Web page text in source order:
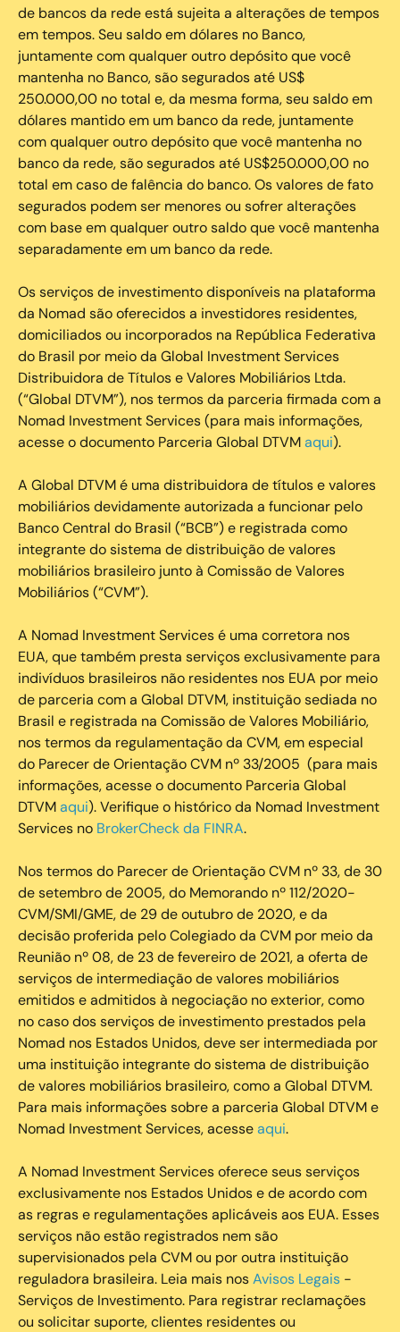
de bancos da rede está sujeita a alterações de tempos
em tempos. Seu saldo em dólares no Banco,
juntamente com qualquer outro depósito que você
mantenha no Banco, são segurados até US$
250.000,00 no total e, da mesma forma, seu saldo em
dólares mantido em um banco da rede, juntamente
com qualquer outro depósito que você mantenha no
banco da rede, são segurados até US$250.000,00 no
total em caso de falência do banco. Os valores de fato
segurados podem ser menores ou sofrer alterações
com base em qualquer outro saldo que você mantenha
separadamente em um banco da rede.
Os serviços de investimento disponíveis na plataforma
da Nomad são oferecidos a investidores residentes,
domiciliados ou incorporados na República Federativa
do Brasil por meio da Global Investment Services
Distribuidora de Títulos e Valores Mobiliários Ltda.
(“Global DTVM”), nos termos da parceria firmada com a
Nomad Investment Services (para mais informações,
acesse o documento Parceria Global DTVMaqui).
A Global DTVM é uma distribuidora de títulos e valores
mobiliários devidamente autorizada a funcionar pelo
Banco Central do Brasil (“BCB”) e registrada como
integrante do sistema de distribuição de valores
mobiliários brasileiro junto à Comissão de Valores
Mobiliários (“CVM”).
‍A Nomad Investment Services é uma corretora nos
EUA, que também presta serviços exclusivamente para
indivíduos brasileiros não residentes nos EUA por meio
de parceria com a Global DTVM, instituição sediada no
Brasil e registrada na Comissão de Valores Mobiliário,
nos termos da regulamentação da CVM, em especial
do Parecer de Orientação CVM nº 33/2005 (para mais
informações, acesse o documento Parceria Global
DTVMaqui). Verifique o histórico da Nomad Investment
Services no BrokerCheck da FINRA.
Nos termos do Parecer de Orientação CVM nº 33, de 30
de setembro de 2005, do Memorando nº 112/2020-
CVM/SMI/GME, de 29 de outubro de 2020, e da
decisão proferida pelo Colegiado da CVM por meio da
Reunião nº 08, de 23 de fevereiro de 2021, a oferta de
serviços de intermediação de valores mobiliários
emitidos e admitidos à negociação no exterior, como
no caso dos serviços de investimento prestados pela
Nomad nos Estados Unidos, deve ser intermediada por
uma instituição integrante do sistema de distribuição
de valores mobiliários brasileiro, como a Global DTVM.
Para mais informações sobre a parceria Global DTVM e
Nomad Investment Services, acesseaqui.
A Nomad Investment Services oferece seus serviços
exclusivamente nos Estados Unidos e de acordo com
as regras e regulamentações aplicáveis aos EUA. Esses
serviços não estão registrados nem são
supervisionados pela CVM ou por outra instituição
reguladora brasileira. Leia mais nosAvisos Legais -
Serviços de Investimento. Para registrar reclamações
ou solicitar suporte, clientes residentes ou